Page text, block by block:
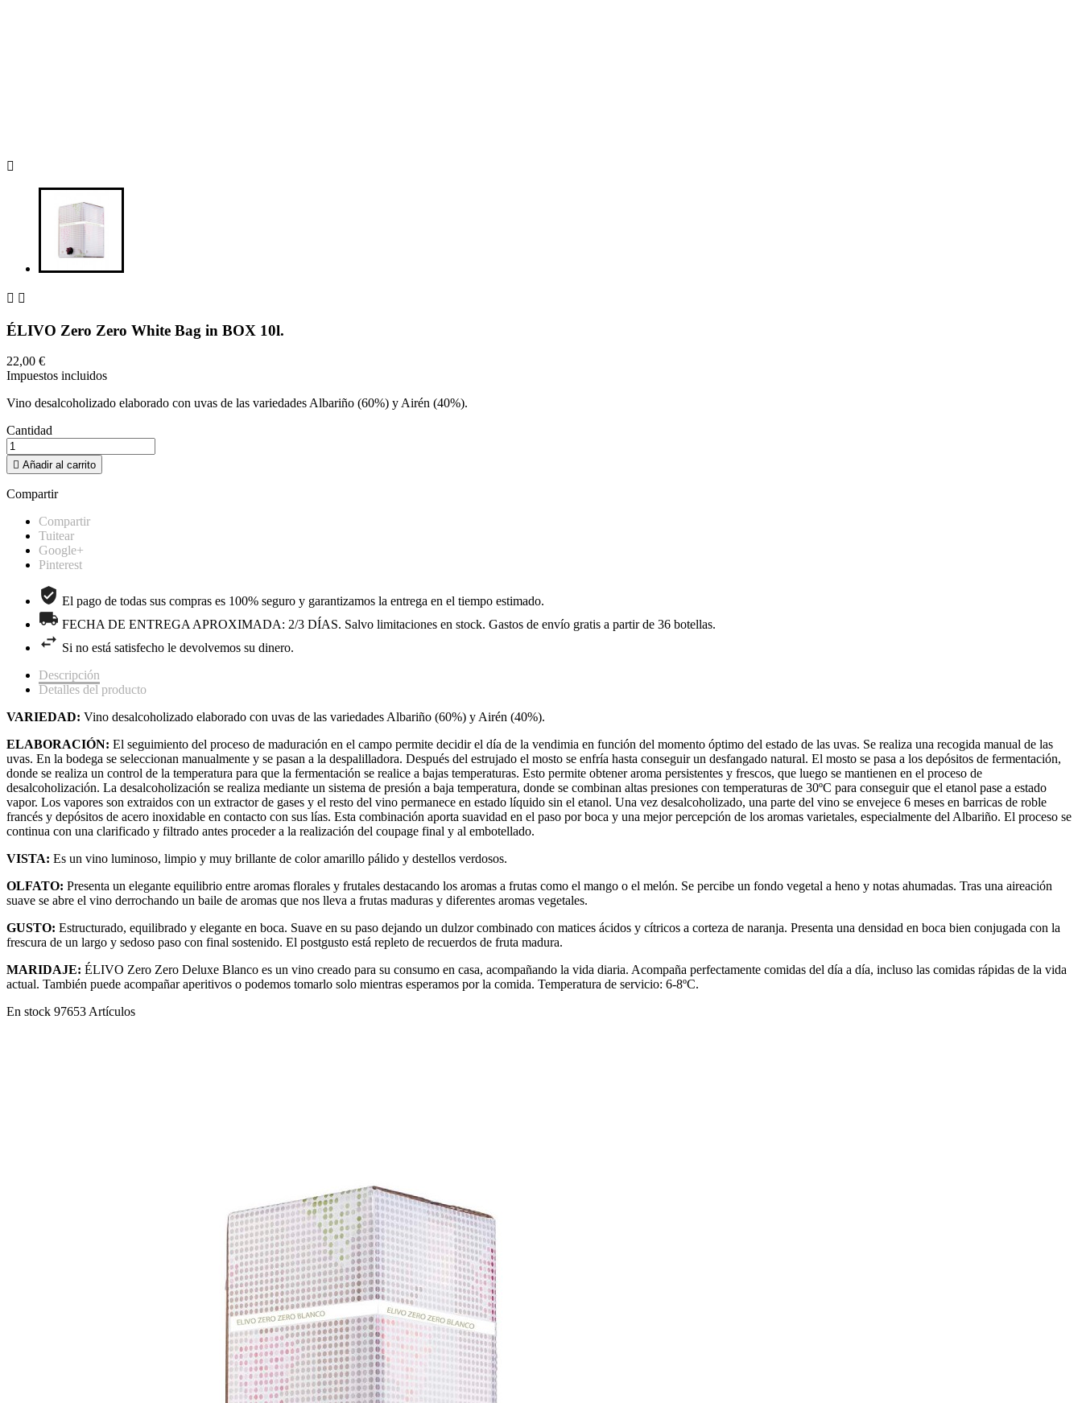

 
ÉLIVO Zero Zero White Bag in BOX 10l.
22,00 €
Impuestos incluidos
Vino desalcoholizado elaborado con uvas de las variedades Albariño (60%) y Airén (40%).
Cantidad
 Añadir al carrito
Compartir
Compartir
Tuitear
Google+
Pinterest
El pago de todas sus compras es 100% seguro y garantizamos la entrega en el tiempo estimado.
FECHA DE ENTREGA APROXIMADA: 2/3 DÍAS. Salvo limitaciones en stock. Gastos de envío gratis a partir de 36 botellas.
Si no está satisfecho le devolvemos su dinero.
Descripción
Detalles del producto
VARIEDAD: Vino desalcoholizado elaborado con uvas de las variedades Albariño (60%) y Airén (40%).
ELABORACIÓN: El seguimiento del proceso de maduración en el campo permite decidir el día de la vendimia en función del momento óptimo del estado de las uvas. Se realiza una recogida manual de las
uvas. En la bodega se seleccionan manualmente y se pasan a la despalilladora. Después del estrujado el mosto se enfría hasta conseguir un desfangado natural. El mosto se pasa a los depósitos de fermentación,
donde se realiza un control de la temperatura para que la fermentación se realice a bajas temperaturas. Esto permite obtener aroma persistentes y frescos, que luego se mantienen en el proceso de
desalcoholización. La desalcoholización se realiza mediante un sistema de presión a baja temperatura, donde se combinan altas presiones con temperaturas de 30ºC para conseguir que el etanol pase a estado
vapor. Los vapores son extraidos con un extractor de gases y el resto del vino permanece en estado líquido sin el etanol. Una vez desalcoholizado, una parte del vino se envejece 6 meses en barricas de roble
francés y depósitos de acero inoxidable en contacto con sus lías. Esta combinación aporta suavidad en el paso por boca y una mejor percepción de los aromas varietales, especialmente del Albariño. El proceso se
continua con una clarificado y filtrado antes proceder a la realización del coupage final y al embotellado.
VISTA: Es un vino luminoso, limpio y muy brillante de color amarillo pálido y destellos verdosos.
OLFATO: Presenta un elegante equilibrio entre aromas florales y frutales destacando los aromas a frutas como el mango o el melón. Se percibe un fondo vegetal a heno y notas ahumadas. Tras una aireación
suave se abre el vino derrochando un baile de aromas que nos lleva a frutas maduras y diferentes aromas vegetales.
GUSTO: Estructurado, equilibrado y elegante en boca. Suave en su paso dejando un dulzor combinado con matices ácidos y cítricos a corteza de naranja. Presenta una densidad en boca bien conjugada con la
frescura de un largo y sedoso paso con final sostenido. El postgusto está repleto de recuerdos de fruta madura.
MARIDAJE: ÉLIVO Zero Zero Deluxe Blanco es un vino creado para su consumo en casa, acompañando la vida diaria. Acompaña perfectamente comidas del día a día, incluso las comidas rápidas de la vida
actual. También puede acompañar aperitivos o podemos tomarlo solo mientras esperamos por la comida. Temperatura de servicio: 6-8ºC.
En stock 97653 Artículos